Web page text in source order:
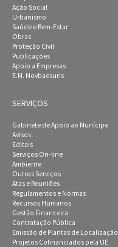
Ação Social
Urbanismo
Saúde e Bem-Estar
Obras
Proteção Civil
Publicações
Apoio a Empresas
E.M. Novbaesuris
SERVIÇOS
Gabinete de Apoio ao Munícipe
Avisos
Editais
Serviços On-line
Ambiente
Outros Serviços
Atas e Reuniões
Regulamentos e Normas
Recursos Humanos
Gestão Financeira
Contratação Pública
Emissão de Plantas de Localização
Projetos Cofinanciados pela UE